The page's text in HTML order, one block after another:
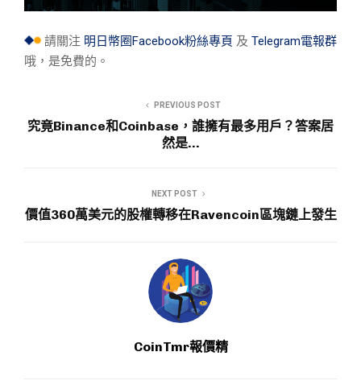
請關注 明日幣圈Facebook粉絲專頁 及 Telegram電報群
哦，是免費的。
PREVIOUS POST
究竟Binance和Coinbase，誰擁有最多用戶？答案居
然是…
NEXT POST
價值360萬美元的股權轉移在Ravencoin區塊鏈上發生
CoinTmr報價精